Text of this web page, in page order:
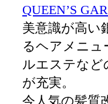
QUEEN’S
美意識が高い
るヘアメニュ
ルエステなど
が充実。
今人気の髪質